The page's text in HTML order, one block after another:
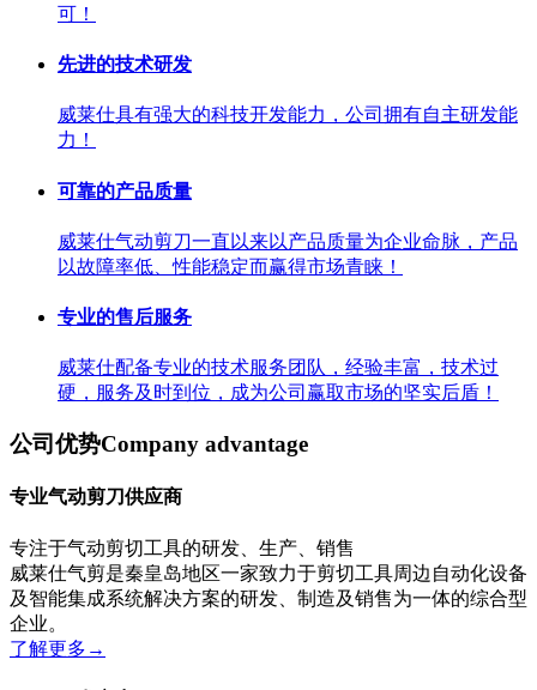
可！
先进的技术研发
威莱仕具有强大的科技开发能力，公司拥有自主研发能
力！
可靠的产品质量
威莱仕气动剪刀一直以来以产品质量为企业命脉，产品
以故障率低、性能稳定而赢得市场青睐！
专业的售后服务
威莱仕配备专业的技术服务团队，经验丰富，技术过
硬，服务及时到位，成为公司赢取市场的坚实后盾！
公司优势Company advantage
专业气动剪刀供应商
专注于气动剪切工具的研发、生产、销售
威莱仕气剪是秦皇岛地区一家致力于剪切工具周边自动化设备
及智能集成系统解决方案的研发、制造及销售为一体的综合型
企业。
了解更多 →